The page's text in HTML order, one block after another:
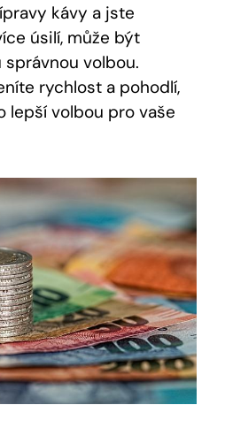
kávy a jste
úsilí, může být
volbou.
rychlost a pohodlí,
lepší volbou pro vaše